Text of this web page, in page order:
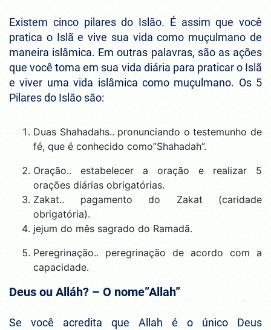
Existem cinco pilares do Islão. É assim que você
pratica o Islã e vive sua vida como muçulmano de
maneira islâmica. Em outras palavras, são as ações
que você toma em sua vida diária para praticar o Islã
e viver uma vida islâmica como muçulmano. Os 5
Pilares do Islão são:
Duas Shahadahs.. pronunciando o testemunho de
fé, que é conhecido como”Shahadah”.
Oração.. estabelecer a oração e realizar 5
orações diárias obrigatórias.
Zakat.. pagamento do Zakat (caridade
obrigatória).
jejum do mês sagrado do Ramadã.
Peregrinação.. peregrinação de acordo com a
capacidade.
Deus ou Alláh? – O nome”Allah”
Se você acredita que Allah é o único Deus